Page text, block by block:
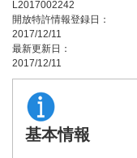
L2017002242
開放特許情報登録日：
2017/12/11
最新更新日：
2017/12/11
基本情報